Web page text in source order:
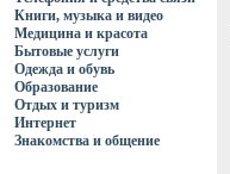
Книги, музыка и видео
Медицина и красота
Бытовые услуги
Одежда и обувь
Образование
Отдых и туризм
Интернет
Знакомства и общение